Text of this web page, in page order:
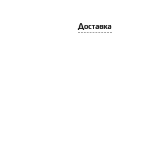
Доставка